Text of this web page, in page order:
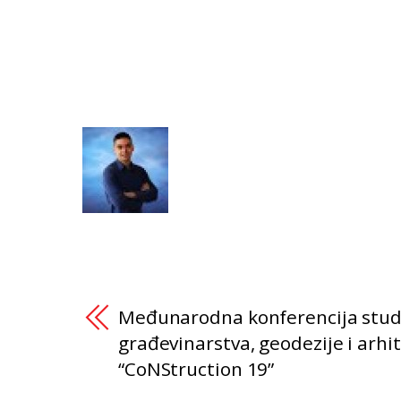
Međunarodna konferencija
građevinarstva, geodezije i
“CoNStruction 19”